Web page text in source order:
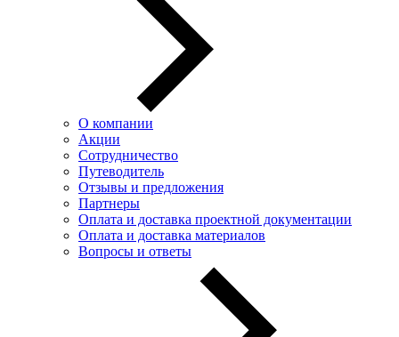
О компании
Акции
Сотрудничество
Путеводитель
Отзывы и предложения
Партнеры
Оплата и доставка проектной документации
Оплата и доставка материалов
Вопросы и ответы